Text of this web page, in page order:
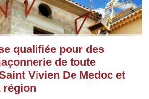
qualifiée pour des
de toute
Vivien De Medoc et
région